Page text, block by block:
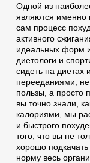
Одной из
являются именно
сам процесс
активного
идеальных форм
диетологи и
сидеть на диетах
перееданиями,
пользы, а просто
вы точно знали,
калориями, мы
и быстрого
того, что вы не
хорошо подкачать
норму весь